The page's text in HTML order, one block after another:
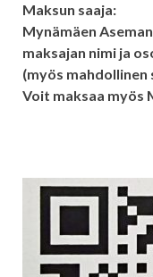
Maksun saaja:
Mynämäen
maksajan nimi ja
(myös
Voit maksaa myös